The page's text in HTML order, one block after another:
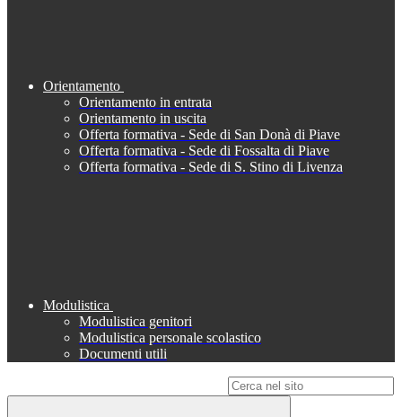
Orientamento
Orientamento in entrata
Orientamento in uscita
Offerta formativa - Sede di San Donà di Piave
Offerta formativa - Sede di Fossalta di Piave
Offerta formativa - Sede di S. Stino di Livenza
Modulistica
Modulistica genitori
Modulistica personale scolastico
Documenti utili